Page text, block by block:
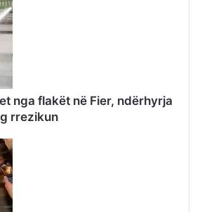
nga flakët në Fier, ndërhyrja
rrezikun